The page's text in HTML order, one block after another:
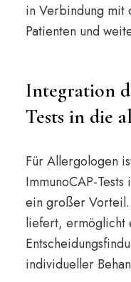
in Verbindung mit
Patienten und
Integration
Tests in die
Für Allergologen
ImmunoCAP-
ein großer
liefert, ermöglicht
individueller